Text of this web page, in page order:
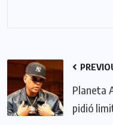
Planeta
pidió